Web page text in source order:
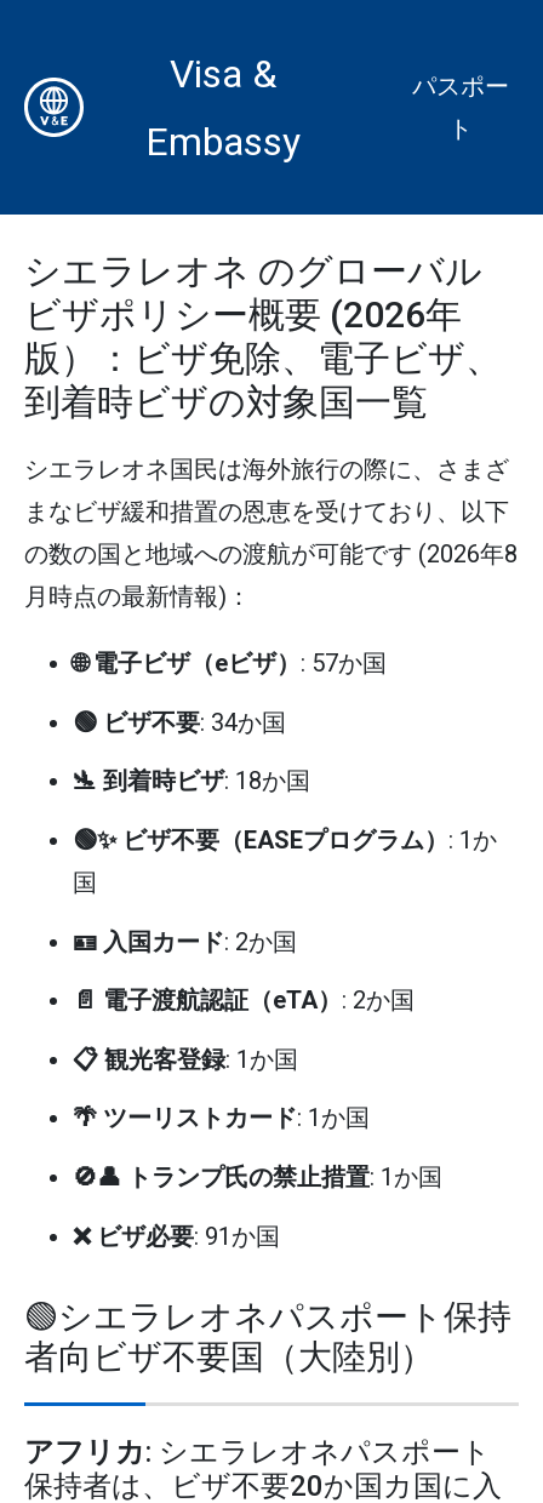
Visa &
Embassy
パスポー
ト
シエラレオネ のグローバル
ビザポリシー概要 (2026年
版）：ビザ免除、電子ビザ、
到着時ビザの対象国一覧
シエラレオネ国民は海外旅行の際に、さまざ
まなビザ緩和措置の恩恵を受けており、以下
の数の国と地域への渡航が可能です (2026年8
月時点の最新情報)：
🌐 電子ビザ（eビザ） : 57か国
🟢 ビザ不要: 34か国
🛬 到着時ビザ: 18か国
🟢✨ ビザ不要（EASEプログラム） : 1か
国
🪪 入国カード: 2か国
📄 電子渡航認証（eTA） : 2か国
📋 観光客登録: 1か国
🌴 ツーリストカード: 1か国
🚫👤 トランプ氏の禁止措置: 1か国
❌ ビザ必要: 91か国
🟢シエラレオネパスポート保持
者向ビザ不要国（大陸別）
アフリカ: シエラレオネパスポート
保持者は、ビザ不要20か国カ国に入